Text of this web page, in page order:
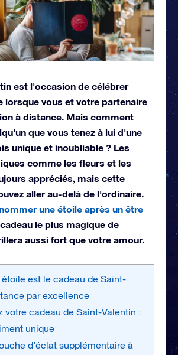
est l'occasion de célébrer
lorsque vous et votre partenaire
à distance. Mais comment
que vous tenez à lui d'une
unique et inoubliable ? Les
comme les fleurs et les
appréciés, mais cette
aller au-delà de l'ordinaire.
une étoile après un être
le plus magique de
aussi fort que votre amour.
étoile est le cadeau de Saint-
par excellence
votre cadeau de Saint-Valentin :
unique
d’éclat supplémentaire à